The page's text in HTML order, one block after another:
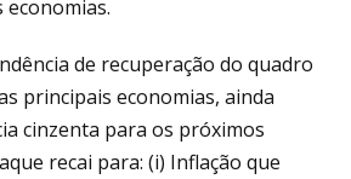
de recuperação do quadro
principais economias, ainda
cinzenta para os próximos
recai para: (i) Inflação que